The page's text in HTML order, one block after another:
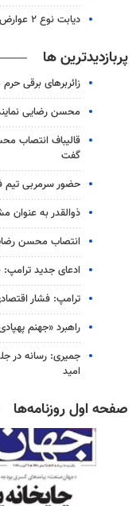
دیابت نوع ۲ عوارض یائسگی را تشدید می کند
پربازدیدترین ها
زائربرهای برقی حرم مطهر امام
محسن رضایی
قالیباف انتصاب
گفت
حضور سرمربی تیم
ذوالقدر به عنوان
انتصاب محسن
ادعای جدید
ترامپ: فشار
راهبرد «جهنم
جمیری: رسانه‌ در
امید
صفحه اول روزنامه‌ها